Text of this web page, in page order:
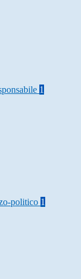
1
politico 1